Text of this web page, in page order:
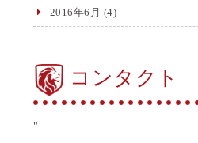
2016年6月 (4)
コンタクト
"